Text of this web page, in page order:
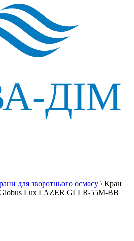
для зворотнього осмосу \ Кран
Globus Lux LAZER GLLR-55M-BB